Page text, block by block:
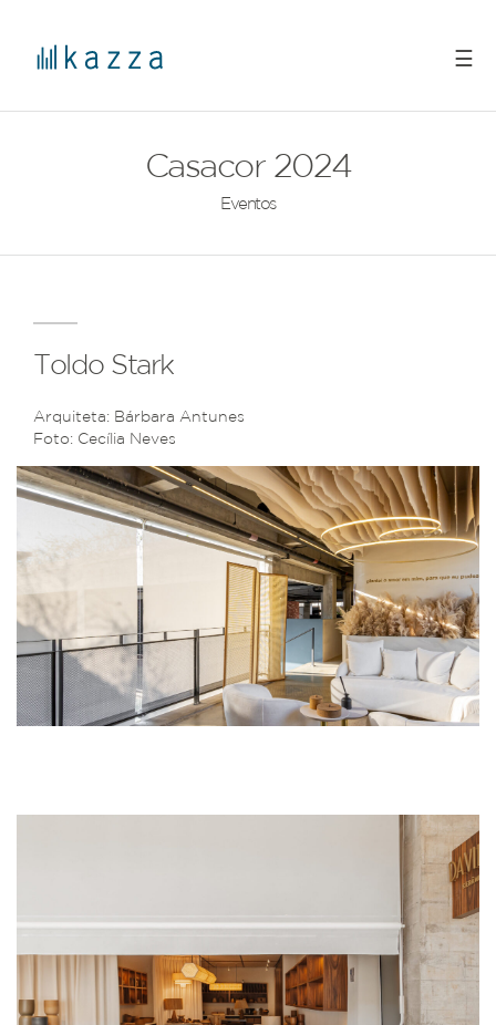
☰
Casacor 2024
Eventos
Toldo Stark
Arquiteta: Bárbara Antunes
Foto: Cecília Neves